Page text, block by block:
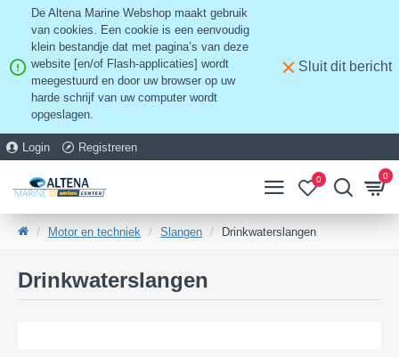
De Altena Marine Webshop maakt gebruik
van cookies. Een cookie is een eenvoudig
klein bestandje dat met pagina’s van deze
website [en/of Flash-applicaties] wordt
meegestuurd en door uw browser op uw
harde schrijf van uw computer wordt
opgeslagen.
Sluit dit bericht
Login Registreren
0 0
Motor en techniek Slangen Drinkwaterslangen
Drinkwaterslangen